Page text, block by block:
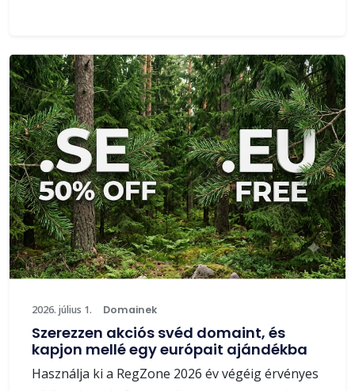
2026. július 1. Domainek
Szerezzen akciós svéd domaint, és
kapjon mellé egy európait ajándékba
Használja ki a RegZone 2026 év végéig érvényes